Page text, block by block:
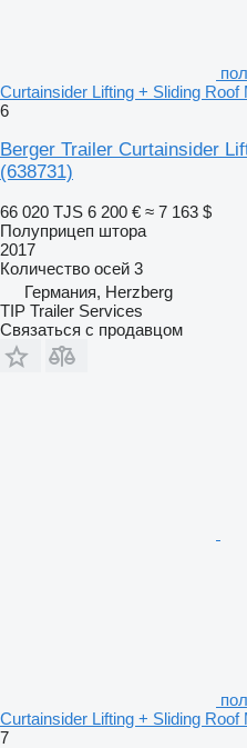
Curtainsider Lifting + Sliding Roof
6
Berger Trailer Curtainsider
(638731)
66 020 TJS 6 200 € ≈ 7 163 $
Полуприцеп штора
2017
Количество осей 3
Германия, Herzberg
TIP Trailer Services
Связаться с продавцом
Curtainsider Lifting + Sliding Roof
7